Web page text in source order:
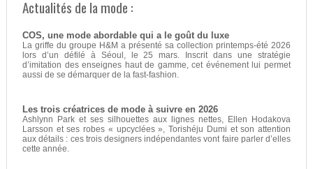
Actualités de la mode :
COS, une mode abordable qui a le goût du luxe
La griffe du groupe H&M a présenté sa collection printemps-été 2026
lors d’un défilé à Séoul, le 25 mars. Inscrit dans une stratégie
d’imitation des enseignes haut de gamme, cet événement lui permet
aussi de se démarquer de la fast-fashion.
Les trois créatrices de mode à suivre en 2026
Ashlynn Park et ses silhouettes aux lignes nettes, Ellen Hodakova
Larsson et ses robes « upcyclées », Torishéju Dumi et son attention
aux détails : ces trois designers indépendantes vont faire parler d’elles
cette année.